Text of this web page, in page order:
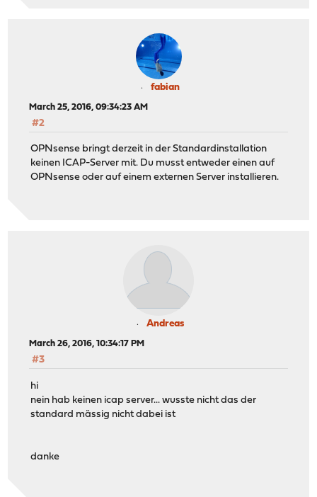
fabian
March 25, 2016, 09:34:23 AM
#2
OPNsense bringt derzeit in der Standardinstallation
keinen ICAP-Server mit. Du musst entweder einen auf
OPNsense oder auf einem externen Server installieren.
Andreas
March 26, 2016, 10:34:17 PM
#3
hi
nein hab keinen icap server... wusste nicht das der
standard mässig nicht dabei ist
danke